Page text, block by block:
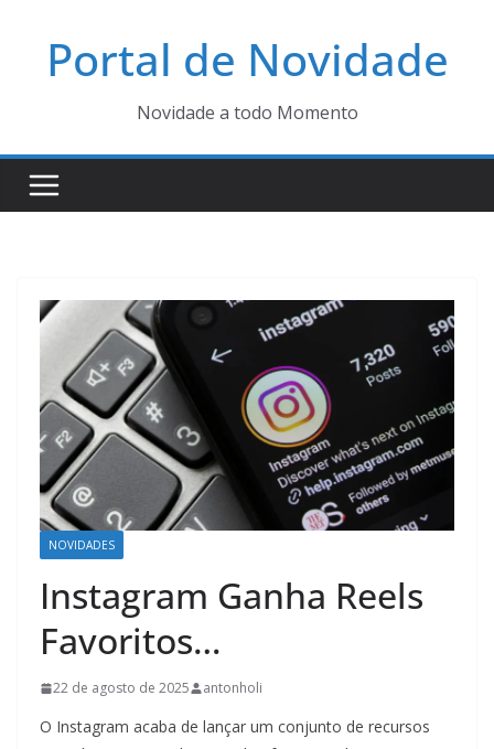
Portal de Novidade
Novidade a todo Momento
NOVIDADES
Instagram Ganha Reels
Favoritos…
22 de agosto de 2025 antonholi
O Instagram acaba de lançar um conjunto de recursos